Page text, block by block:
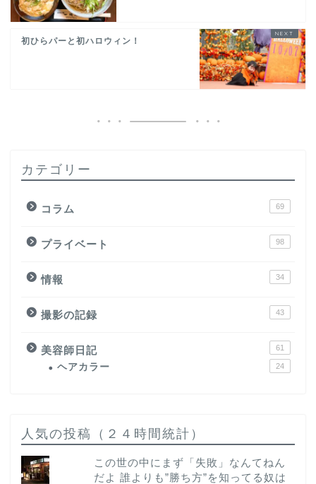
初ひらパーと初ハロウィン！
カテゴリー
コラム 69
プライベート 98
情報 34
撮影の記録 43
美容師日記 61
ヘアカラー 24
人気の投稿（２４時間統計）
この世の中にまず「失敗」なんてねん
だよ 誰よりも”勝ち方”を知ってる奴は